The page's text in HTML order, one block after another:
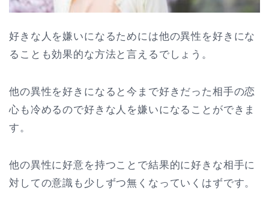
好きな人を嫌いになるためには他の異性を好きにな
ることも効果的な方法と言えるでしょう。
他の異性を好きになると今まで好きだった相手の恋
心も冷めるので好きな人を嫌いになることができま
す。
他の異性に好意を持つことで結果的に好きな相手に
対しての意識も少しずつ無くなっていくはずです。